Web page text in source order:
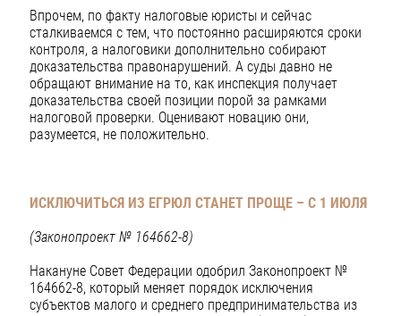
Впрочем, по факту налоговые юристы и сейчас
сталкиваемся с тем, что постоянно расширяются сроки
контроля, а налоговики дополнительно собирают
доказательства правонарушений. А суды давно не
обращают внимание на то, как инспекция получает
доказательства своей позиции порой за рамками
налоговой проверки. Оценивают новацию они,
разумеется, не положительно.
ИСКЛЮЧИТЬСЯ ИЗ ЕГРЮЛ СТАНЕТ ПРОЩЕ – С 1 ИЮЛЯ
(Законопроект № 164662-8)
Накануне Совет Федерации одобрил Законопроект №
164662-8, который меняет порядок исключения
субъектов малого и среднего предпринимательства из